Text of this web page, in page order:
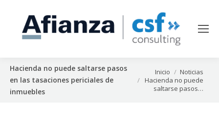
Hacienda no puede saltarse pasos
en las tasaciones periciales de
inmuebles
Estás aquí:
Inicio
Noticias
Hacienda no puede
saltarse pasos…